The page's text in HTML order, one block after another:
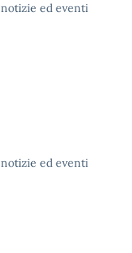
ed eventi
ed eventi